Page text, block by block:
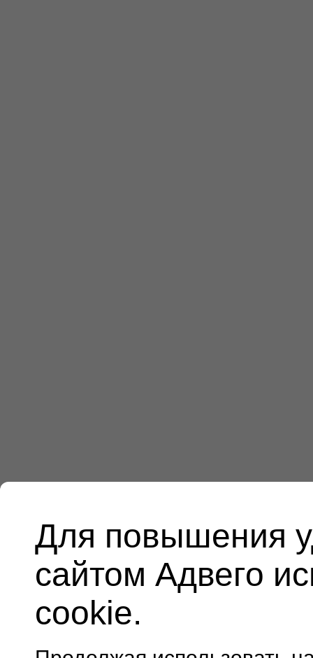
Для повышения
сайтом Адвего
cookie.